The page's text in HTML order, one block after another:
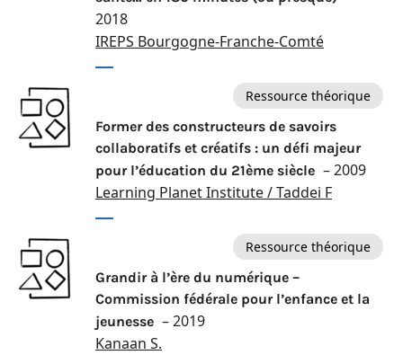
2018
IREPS Bourgogne-Franche-Comté
Ressource théorique
Former des constructeurs de savoirs
collaboratifs et créatifs : un défi majeur
pour l’éducation du 21ème siècle – 2009
Learning Planet Institute / Taddei F
Ressource théorique
Grandir à l’ère du numérique –
Commission fédérale pour l’enfance et la
jeunesse – 2019
Kanaan S.